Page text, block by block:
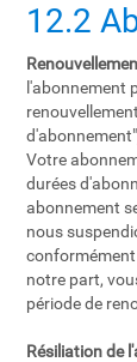
12.2
l'abonnement
Votre
durées
abonnement
nous
notre part,
période de
Résiliation de